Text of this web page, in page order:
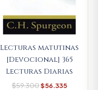
Lecturas matutinas
[Devocional] 365
Lecturas Diarias
$59.300$56.335